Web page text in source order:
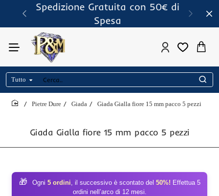
Spedizione Gratuita con 50€ di
Spesa
Tutto
Cerca..
Giada Gialla fiore 15 mm pacco 5 pezzi
Pietre Dure Giada Giada Gialla fiore 15 mm pacco 5 pezzi
🎁 Ogni 5 ordini, il successivo è scontato del 50%! Effettua 5
ordini nell’arco di 12 mesi.